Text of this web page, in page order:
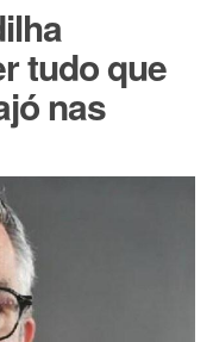
tudo que
nas